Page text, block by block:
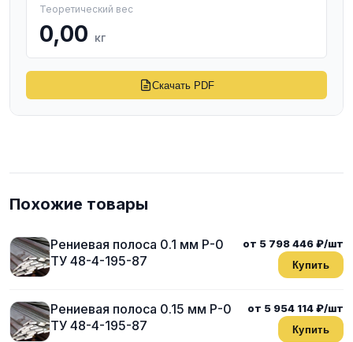
Теоретический вес
0,00 кг
Скачать PDF
Похожие товары
Рениевая полоса 0.1 мм Р-0
ТУ 48-4-195-87
от 5 798 446 ₽/шт
Купить
Рениевая полоса 0.15 мм Р-0
ТУ 48-4-195-87
от 5 954 114 ₽/шт
Купить